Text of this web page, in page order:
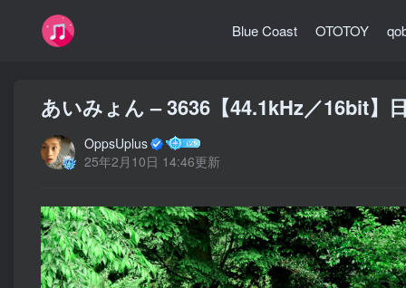
Blue Coast OTOTOY
あいみょん – 3636【44.1kHz／16bit】
OppsUplus
25年2月10日 14:46更新